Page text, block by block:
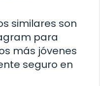
similares son
para
más jóvenes
seguro en